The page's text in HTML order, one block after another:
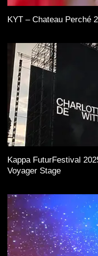
KYT – Chateau Perché
Kappa FuturFestival
Voyager Stage
Anzeige